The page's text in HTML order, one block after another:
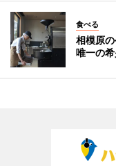
食べる
相模原
唯一の